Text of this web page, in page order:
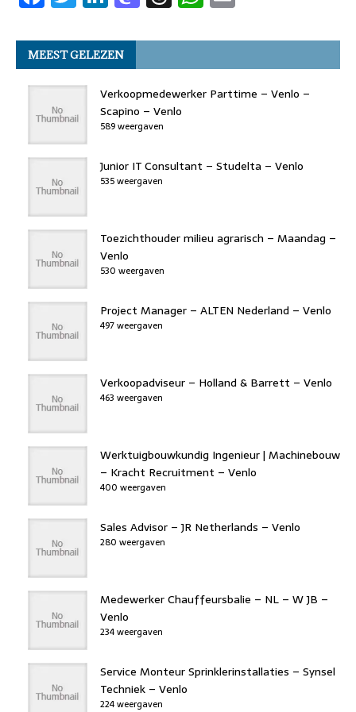
o
k
n p
a
c
e
b
o
o
k
w
it
t
er
n
k
e
dI
n
a
st
o
d
o
h
re
a
d
s
h
at
s
A
ai
l
MEEST GELEZEN
Verkoopmedewerker Parttime – Venlo –
Scapino – Venlo
589 weergaven
Junior IT Consultant – Studelta – Venlo
535 weergaven
Toezichthouder milieu agrarisch – Maandag –
Venlo
530 weergaven
Project Manager – ALTEN Nederland – Venlo
497 weergaven
Verkoopadviseur – Holland & Barrett – Venlo
463 weergaven
Werktuigbouwkundig Ingenieur | Machinebouw
– Kracht Recruitment – Venlo
400 weergaven
Sales Advisor – JR Netherlands – Venlo
280 weergaven
Medewerker Chauffeursbalie – NL – W JB –
Venlo
234 weergaven
Service Monteur Sprinklerinstallaties – Synsel
Techniek – Venlo
224 weergaven